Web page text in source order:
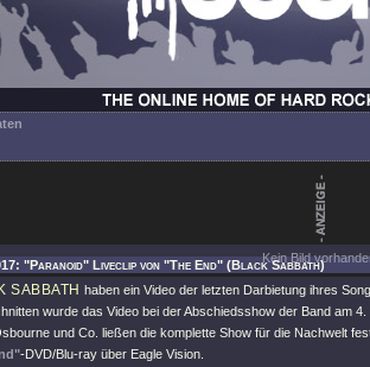
Kein Bild
"Paranoid" Liveclip von "The End" (Black Sabbath)
SABBATH haben ein Video der letzten Darbietung ihres
wurde das Video bei der Abschiedsshow der Band am
und Co. ließen die komplette Show für die Nachwelt
-DVD/Blu-ray über Eagle Vision.